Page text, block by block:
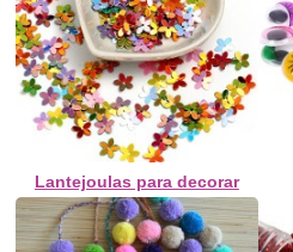
Lantejoulas para decorar